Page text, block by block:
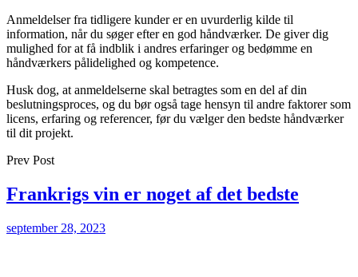
Anmeldelser fra tidligere kunder er en uvurderlig kilde til
information, når du søger efter en god håndværker. De giver dig
mulighed for at få indblik i andres erfaringer og bedømme en
håndværkers pålidelighed og kompetence.
Husk dog, at anmeldelserne skal betragtes som en del af din
beslutningsproces, og du bør også tage hensyn til andre faktorer som
licens, erfaring og referencer, før du vælger den bedste håndværker
til dit projekt.
Prev Post
Frankrigs vin er noget af det bedste
september 28, 2023